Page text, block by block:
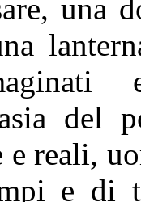
una
del
e reali,
e di